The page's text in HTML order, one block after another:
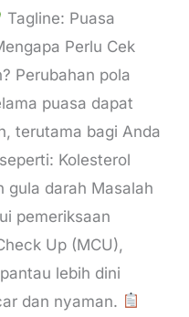
Tagline: Puasa
Perlu Cek
Perubahan pola
puasa dapat
terutama bagi Anda
Kolesterol
gula darah Masalah
pemeriksaan
Up (MCU),
lebih dini
dan nyaman.